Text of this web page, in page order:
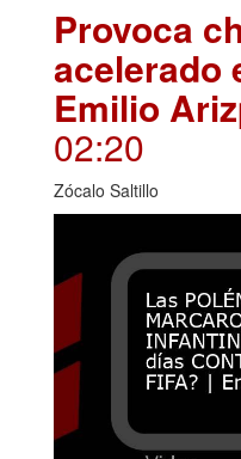
Provoca
acelerado
Emilio
02:20
Zócalo Saltillo